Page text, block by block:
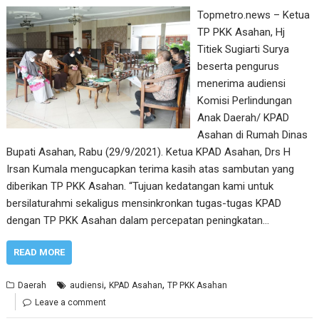
Topmetro.news – Ketua
TP PKK Asahan, Hj
Titiek Sugiarti Surya
beserta pengurus
menerima audiensi
Komisi Perlindungan
Anak Daerah/ KPAD
Asahan di Rumah Dinas
Bupati Asahan, Rabu (29/9/2021). Ketua KPAD Asahan, Drs H
Irsan Kumala mengucapkan terima kasih atas sambutan yang
diberikan TP PKK Asahan. “Tujuan kedatangan kami untuk
bersilaturahmi sekaligus mensinkronkan tugas-tugas KPAD
dengan TP PKK Asahan dalam percepatan peningkatan…
READ MORE
Daerah audiensi,KPAD Asahan,TP PKK Asahan
Leave a comment